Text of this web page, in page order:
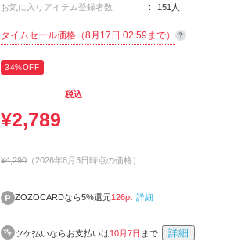
お気に入りアイテム登録者数 151人
タイムセール価格 （8月17日 02:59まで）
34%OFF
¥2,789
税込
¥4,290 （2026年8月3日時点の価格）
ZOZOCARDなら5%還元126pt 詳細
ツケ払いならお支払いは10月7日 まで 詳細